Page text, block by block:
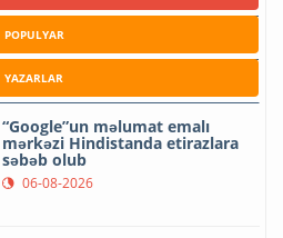
POPULYAR
YAZARLAR
“Google”un məlumat emalı
mərkəzi Hindistanda etirazlara
səbəb olub
06-08-2026